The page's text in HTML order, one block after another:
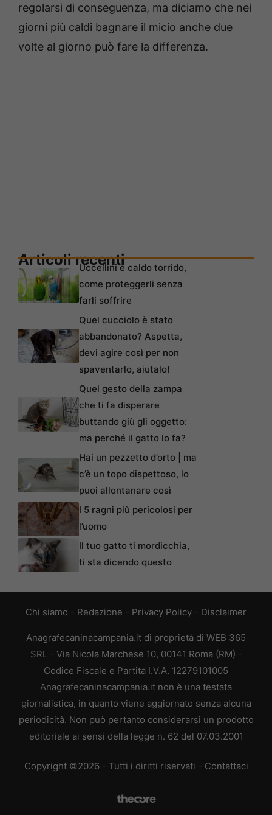
regolarsi di conseguenza, ma diciamo che nei
giorni più caldi bagnare il micio anche due
volte al giorno può fare la differenza.
Articoli recentiUccellini e caldo torrido,
come proteggerli senza
farli soffrire
Quel cucciolo è stato
abbandonato? Aspetta,
devi agire così per non
spaventarlo, aiutalo!
Quel gesto della zampa
che ti fa disperare
buttando giù gli oggetto:
ma perché il gatto lo fa?
Hai un pezzetto d’orto | ma
c’è un topo dispettoso, lo
puoi allontanare così
I 5 ragni più pericolosi per
l’uomo
Il tuo gatto ti mordicchia,
ti sta dicendo questo
Chi siamo - Redazione - Privacy Policy - Disclaimer
Anagrafecaninacampania.it di proprietà di WEB 365
SRL - Via Nicola Marchese 10, 00141 Roma (RM) -
Codice Fiscale e Partita I.V.A. 12279101005
Anagrafecaninacampania.it non è una testata
giornalistica, in quanto viene aggiornato senza alcuna
periodicità. Non può pertanto considerarsi un prodotto
editoriale ai sensi della legge n. 62 del 07.03.2001
Copyright ©2026 - Tutti i diritti riservati - Contattaci